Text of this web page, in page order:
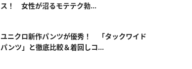
ス！ 女性が沼るモテテク勃...
ユニクロ新作パンツが優秀！ 「タックワイド
パンツ」と徹底比較＆着回しコ...